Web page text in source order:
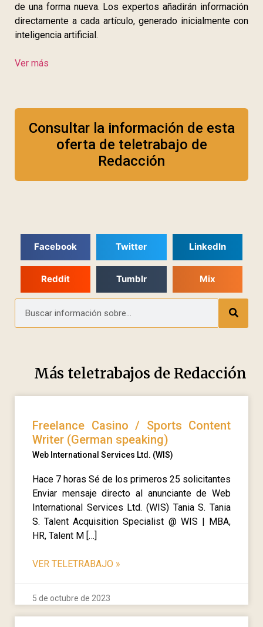
de una forma nueva. Los expertos añadirán información
directamente a cada artículo, generado inicialmente con
inteligencia artificial.
Ver más
Consultar la información de esta
oferta de teletrabajo de
Redacción
Facebook Twitter LinkedIn
Reddit Tumblr Mix
Más teletrabajos de Redacción
Freelance Casino / Sports Content
Writer (German speaking)
Web International Services Ltd. (WIS)
Hace 7 horas Sé de los primeros 25 solicitantes
Enviar mensaje directo al anunciante de Web
International Services Ltd. (WIS) Tania S. Tania
S. Talent Acquisition Specialist @ WIS | MBA,
HR, Talent M […]
VER TELETRABAJO »
5 de octubre de 2023